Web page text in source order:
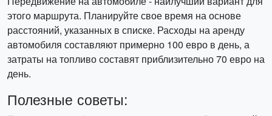
этого маршрута. Планируйте свое время на основе
расстояний, указанных в списке. Расходы на аренду
автомобиля составляют примерно 100 евро в день, а
затраты на топливо составят приблизительно 70 евро на
день.
Полезные советы: